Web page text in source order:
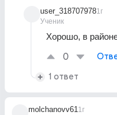
user_318707978
Ученик
1г
Хорошо, в
0
1 ответ
molchanovv611г